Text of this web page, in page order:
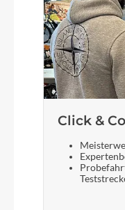
Click &